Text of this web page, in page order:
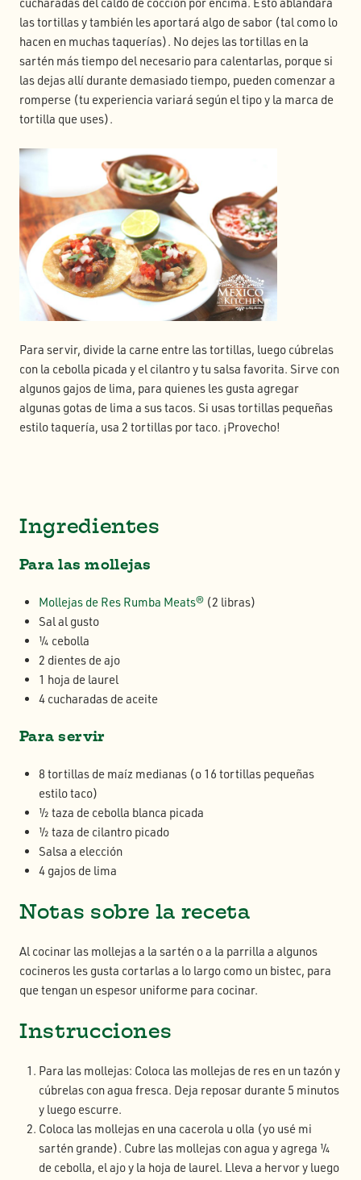
cucharadas del caldo de cocción por encima. Esto ablandará
las tortillas y también les aportará algo de sabor (tal como lo
hacen en muchas taquerías). No dejes las tortillas en la
sartén más tiempo del necesario para calentarlas, porque si
las dejas allí durante demasiado tiempo, pueden comenzar a
romperse (tu experiencia variará según el tipo y la marca de
tortilla que uses).
Para servir, divide la carne entre las tortillas, luego cúbrelas
con la cebolla picada y el cilantro y tu salsa favorita. Sirve con
algunos gajos de lima, para quienes les gusta agregar
algunas gotas de lima a sus tacos. Si usas tortillas pequeñas
estilo taquería, usa 2 tortillas por taco. ¡Provecho!
Ingredientes
Para las mollejas
Mollejas de Res Rumba Meats® (2 libras)
Sal al gusto
¼ cebolla
2 dientes de ajo
1 hoja de laurel
4 cucharadas de aceite
Para servir
8 tortillas de maíz medianas (o 16 tortillas pequeñas
estilo taco)
½ taza de cebolla blanca picada
½ taza de cilantro picado
Salsa a elección
4 gajos de lima
Notas sobre la receta
Al cocinar las mollejas a la sartén o a la parrilla a algunos
cocineros les gusta cortarlas a lo largo como un bistec, para
que tengan un espesor uniforme para cocinar.
Instrucciones
Para las mollejas: Coloca las mollejas de res en un tazón y
cúbrelas con agua fresca. Deja reposar durante 5 minutos
y luego escurre.
Coloca las mollejas en una cacerola u olla (yo usé mi
sartén grande). Cubre las mollejas con agua y agrega ¼
de cebolla, el ajo y la hoja de laurel. Lleva a hervor y luego